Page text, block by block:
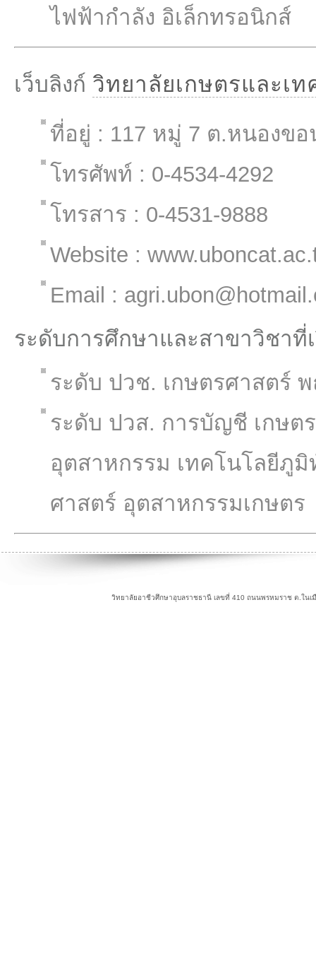
ไฟฟ้ากำลัง อิเล็กทรอนิกส์
เว็บลิงก์ วิทยาลัยเกษตรและเ
ที่อยู่ : 117 หมู่ 7 ต.หนองขอ
โทรศัพท์ : 0-4534-4292
โทรสาร : 0-4531-9888
Website :
Email :
ระดับการศึกษาและสาขาวิชาที่
ระดับ ปวช. เกษตรศาสตร์
ระดับ ปวส. การบัญชี เกษต
อุตสาหกรรม เทคโนโลยีภู
ศาสตร์ อุตสาหกรรมเกษตร
วิทยาลัยอาชีวศึกษาอุบลราชธานี เลขที่ 410 ถนนพรหมราช ต.ในเ